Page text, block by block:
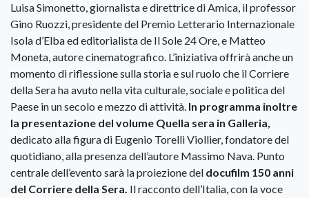
Luisa Simonetto, giornalista e direttrice di Amica, il professor
Gino Ruozzi, presidente del Premio Letterario Internazionale
Isola d’Elba ed editorialista de Il Sole 24 Ore, e Matteo
Moneta, autore cinematografico. L’iniziativa offrirà anche un
momento di riflessione sulla storia e sul ruolo che il Corriere
della Sera ha avuto nella vita culturale, sociale e politica del
Paese in un secolo e mezzo di attività. In programma inoltre
la presentazione del volume Quella sera in Galleria,
dedicato alla figura di Eugenio Torelli Viollier, fondatore del
quotidiano, alla presenza dell’autore Massimo Nava. Punto
centrale dell’evento sarà la proiezione del docufilm 150 anni
del Corriere della Sera. Il racconto dell’Italia, con la voce